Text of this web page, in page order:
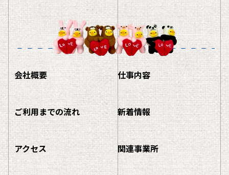
会社概要 仕事内容
ご利用までの流れ 新着情報
アクセス 関連事業所